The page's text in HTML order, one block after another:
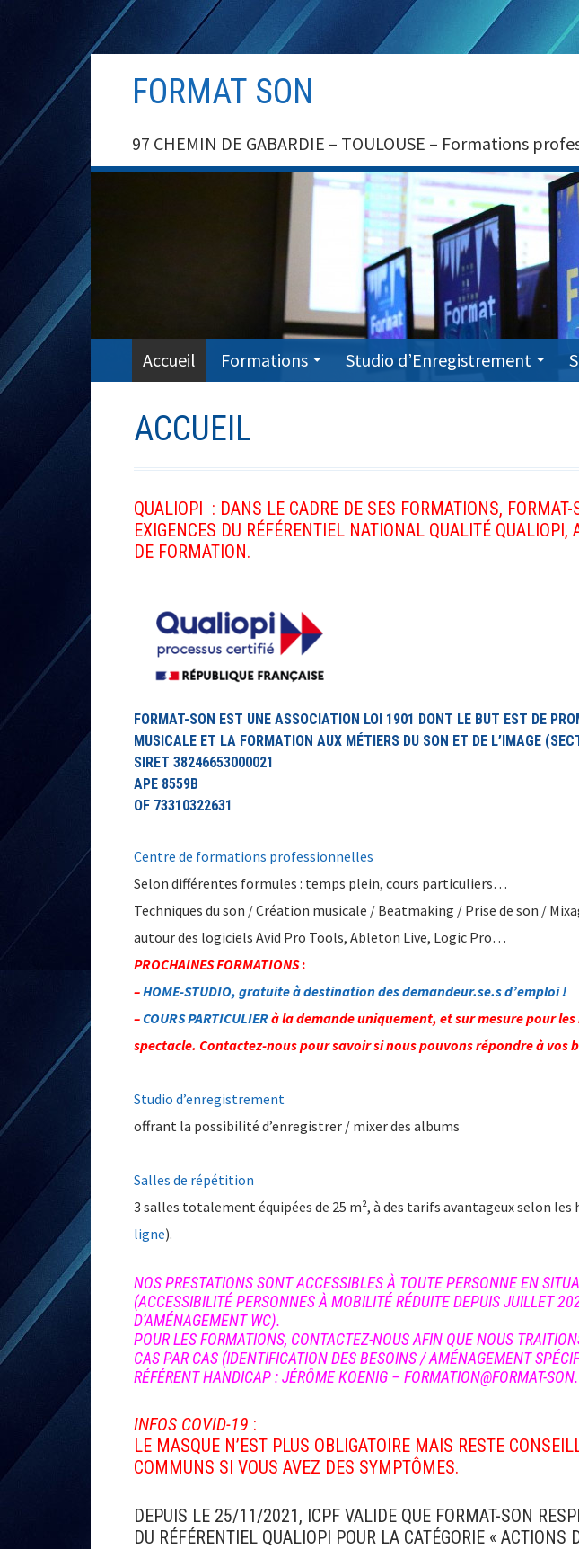
FORMAT SON
97 CHEMIN DE GABARDIE – TOULOUSE – Formations
MENU
PRINCIPAL
Accueil Formations Studio d’Enregistrement
ACCUEIL
QUALIOPI : DANS LE CADRE DE SES FORMATIONS, FORMAT-
EXIGENCES DU RÉFÉRENTIEL NATIONAL QUALITÉ QUALIOPI,
DE FORMATION.
FORMAT-SON EST UNE ASSOCIATION LOI 1901 DONT LE BUT EST DE
MUSICALE ET LA FORMATION AUX MÉTIERS DU SON ET DE L’IMAGE
SIRET 38246653000021
APE 8559B
OF 73310322631
Centre de formations professionnelles
Selon différentes formules : temps plein, cours particuliers…
Techniques du son / Création musicale / Beatmaking / Prise de son /
autour des logiciels Avid Pro Tools, Ableton Live, Logic Pro…
PROCHAINES FORMATIONS:
–HOME-STUDIO, gratuite à destination des demandeur.se.s d’emploi !
– COURS PARTICULIERà la demande uniquement, et sur mesure pour
spectacle. Contactez-nous pour savoir si nous pouvons répondre à vos
Studio d’enregistrement
offrant la possibilité d’enregistrer / mixer des albums
Salles de répétition
3 salles totalement équipées de 25 m², à des tarifs avantageux selon les
ligne).
NOS PRESTATIONS SONT ACCESSIBLES À TOUTE PERSONNE EN
(ACCESSIBILITÉ PERSONNES À MOBILITÉ RÉDUITE DEPUIS JUILLET
D’AMÉNAGEMENT WC).
POUR LES FORMATIONS, CONTACTEZ-NOUS AFIN QUE NOUS
CAS PAR CAS (IDENTIFICATION DES BESOINS / AMÉNAGEMENT
RÉFÉRENT HANDICAP : JÉRÔME KOENIG – FORMATION@FORMAT-
INFOS COVID-19 :
LE MASQUE N’EST PLUS OBLIGATOIRE MAIS RESTE
COMMUNS SI VOUS AVEZ DES SYMPTÔMES.
DEPUIS LE 25/11/2021, ICPF VALIDE QUE FORMAT-SON
DU RÉFÉRENTIEL QUALIOPI POUR LA CATÉGORIE « ACTIONS